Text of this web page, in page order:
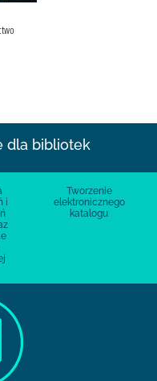
dla bibliotek
i
Tworzenie
elektronicznego
katalogu